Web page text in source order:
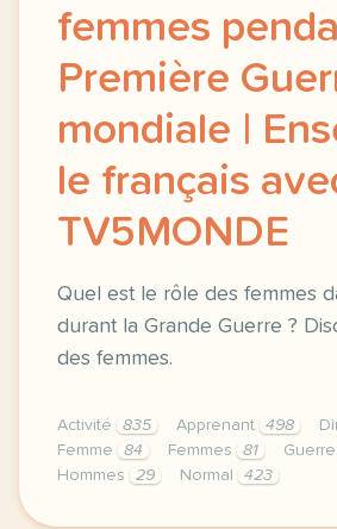
femmes
Première
mondiale |
le français
TV5MONDE
Quel est le rôle des femmes
durant la Grande Guerre ?
des femmes.
Activité 835 Apprenant 498
Femme
84 Femmes 81 Guerre
Hommes
29 Normal 423
didomi host didomi